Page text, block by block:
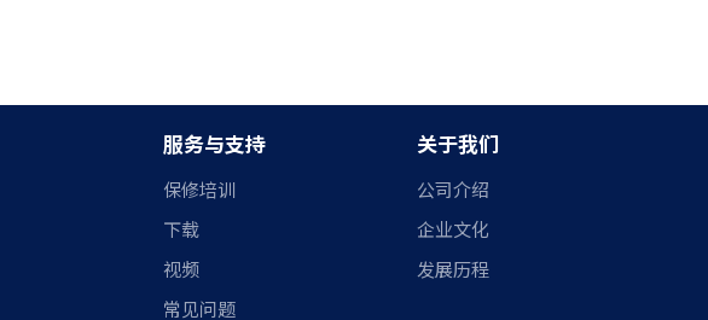
服务与支持
保修培训
下载
视频
常见问题
关于我们
公司介绍
企业文化
发展历程